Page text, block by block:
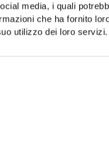
media, i quali
che ha fornito
utilizzo dei loro servizi.
QUESTO
EVENTO